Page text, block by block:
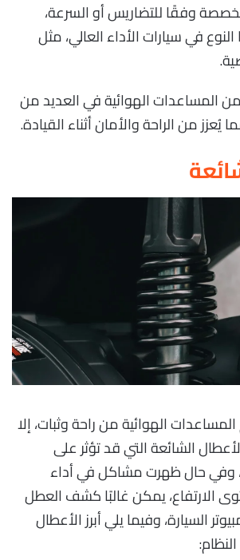
وفقًا للتضاريس أو السرعة،
في سيارات الأداء العالي، مثل
المساعدات الهوائية في العديد من
يُعزز من الراحة والأمان أثناء القيادة.
الهوائية من راحة وثبات، إلا
الشائعة التي قد تؤثر على
وفي حال ظهرت مشاكل في أداء
الارتفاع، يمكن غالبًا كشف العطل
السيارة، وفيما يلي أبرز الأعطال